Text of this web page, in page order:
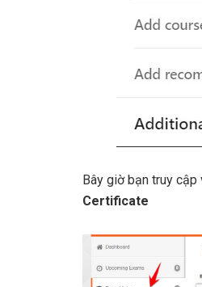
Bây giờ bạn truy
Certificate